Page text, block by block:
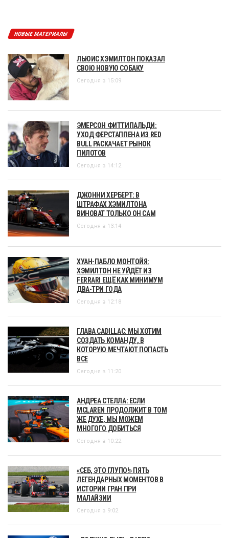
НОВЫЕ МАТЕРИАЛЫ
ЛЬЮИС ХЭМИЛТОН ПОКАЗАЛ
СВОЮ НОВУЮ СОБАКУ
Сегодня в 15:09
ЭМЕРСОН ФИТТИПАЛЬДИ:
УХОД ФЕРСТАППЕНА ИЗ RED
BULL РАСКАЧАЕТ РЫНОК
ПИЛОТОВ
Сегодня в 14:12
ДЖОННИ ХЕРБЕРТ: В
ШТРАФАХ ХЭМИЛТОНА
ВИНОВАТ ТОЛЬКО ОН САМ
Сегодня в 13:14
ХУАН-ПАБЛО МОНТОЙЯ:
ХЭМИЛТОН НЕ УЙДЁТ ИЗ
FERRARI ЕЩЁ КАК МИНИМУМ
ДВА-ТРИ ГОДА
Сегодня в 12:18
ГЛАВА CADILLAC: МЫ ХОТИМ
СОЗДАТЬ КОМАНДУ, В
КОТОРУЮ МЕЧТАЮТ ПОПАСТЬ
ВСЕ
Сегодня в 11:20
АНДРЕА СТЕЛЛА: ЕСЛИ
MCLAREN ПРОДОЛЖИТ В ТОМ
ЖЕ ДУХЕ, МЫ МОЖЕМ
МНОГОГО ДОБИТЬСЯ
Сегодня в 10:22
«СЕБ, ЭТО ГЛУПО!» ПЯТЬ
ЛЕГЕНДАРНЫХ МОМЕНТОВ В
ИСТОРИИ ГРАН ПРИ
МАЛАЙЗИИ
Сегодня в 9:02